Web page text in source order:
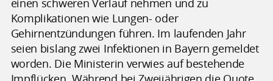
Komplikationen wie Lungen- oder
Gehirnentzündungen führen. Im laufenden Jahr
seien bislang zwei Infektionen in Bayern gemeldet
worden. Die Ministerin verwies auf bestehende